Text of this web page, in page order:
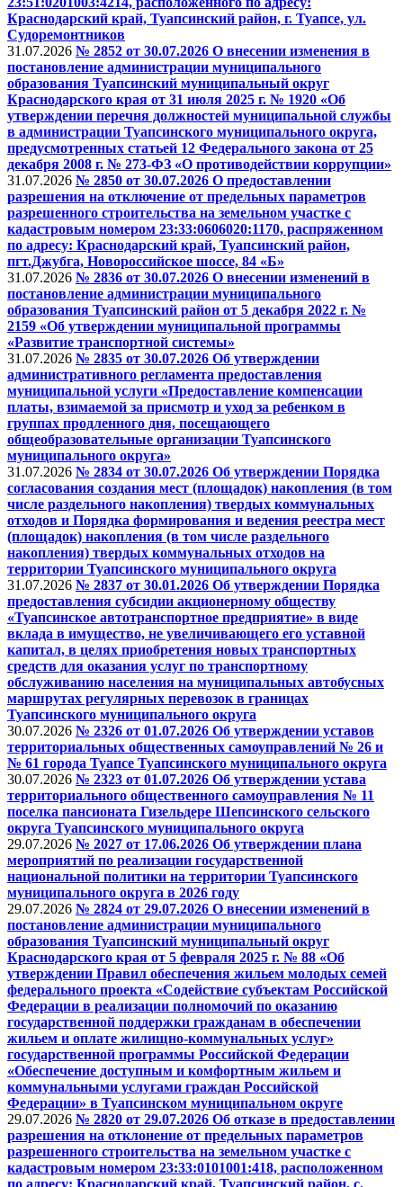
Краснодарский край, Туапсинский район, г. Туапсе, ул.
Судоремонтников
31.07.2026 № 2852 от 30.07.2026 О внесении изменения в
постановление администрации муниципального
образования Туапсинский муниципальный округ
Краснодарского края от 31 июля 2025 г. № 1920 «Об
утверждении перечня должностей муниципальной службы
в администрации Туапсинского муниципального округа,
предусмотренных статьей 12 Федерального закона от 25
декабря 2008 г. № 273-ФЗ «О противодействии коррупции»
31.07.2026 № 2850 от 30.07.2026 О предоставлении
разрешения на отключение от предельных параметров
разрешенного строительства на земельном участке с
кадастровым номером 23:33:0606020:1170, распряженном
по адресу: Краснодарский край, Туапсинский район,
пгт.Джубга, Новороссийское шоссе, 84 «Б»
31.07.2026 № 2836 от 30.07.2026 О внесении изменений в
постановление администрации муниципального
образования Туапсинский район от 5 декабря 2022 г. №
2159 «Об утверждении муниципальной программы
«Развитие транспортной системы»
31.07.2026 № 2835 от 30.07.2026 Об утверждении
административного регламента предоставления
муниципальной услуги «Предоставление компенсации
платы, взимаемой за присмотр и уход за ребенком в
группах продленного дня, посещающего
общеобразовательные организации Туапсинского
муниципального округа»
31.07.2026 № 2834 от 30.07.2026 Об утверждении Порядка
согласования создания мест (площадок) накопления (в том
числе раздельного накопления) твердых коммунальных
отходов и Порядка формирования и ведения реестра мест
(площадок) накопления (в том числе раздельного
накопления) твердых коммунальных отходов на
территории Туапсинского муниципального округа
31.07.2026 № 2837 от 30.01.2026 Об утверждении Порядка
предоставления субсидии акционерному обществу
«Туапсинское автотранспортное предприятие» в виде
вклада в имущество, не увеличивающего его уставной
капитал, в целях приобретения новых транспортных
средств для оказания услуг по транспортному
обслуживанию населения на муниципальных автобусных
маршрутах регулярных перевозок в границах
Туапсинского муниципального округа
30.07.2026 № 2326 от 01.07.2026 Об утверждении уставов
территориальных общественных самоуправлений № 26 и
№ 61 города Туапсе Туапсинского муниципального округа
30.07.2026 № 2323 от 01.07.2026 Об утверждении устава
территориального общественного самоуправления № 11
поселка пансионата Гизельдере Шепсинского сельского
округа Туапсинского муниципального округа
29.07.2026 № 2027 от 17.06.2026 Об утверждении плана
мероприятий по реализации государственной
национальной политики на территории Туапсинского
муниципального округа в 2026 году
29.07.2026 № 2824 от 29.07.2026 О внесении изменений в
постановление администрации муниципального
образования Туапсинский муниципальный округ
Краснодарского края от 5 февраля 2025 г. № 88 «Об
утверждении Правил обеспечения жильем молодых семей
федерального проекта «Содействие субъектам Российской
Федерации в реализации полномочий по оказанию
государственной поддержки гражданам в обеспечении
жильем и оплате жилищно-коммунальных услуг»
государственной программы Российской Федерации
«Обеспечение доступным и комфортным жильем и
коммунальными услугами граждан Российской
Федерации» в Туапсинском муниципальном округе
29.07.2026 № 2820 от 29.07.2026 Об отказе в предоставлении
разрешения на отклонение от предельных параметров
разрешенного строительства на земельном участке с
кадастровым номером 23:33:0101001:418, расположенном
по адресу: Краснодарский край, Туапсинский район, с.